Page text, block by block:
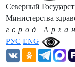
РУС ENG
Северный
Министерства
город